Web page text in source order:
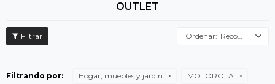
OUTLET
Recomendados
Filtrando por: Hogar, muebles y jardín
MOTOROLA